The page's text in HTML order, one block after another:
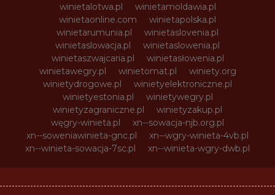
winietalotwa.pl
winietamoldawia.pl
winietaonline.com
winietapolska.pl
winietarumunia.pl
winietaslovenia.pl
winietaslowacja.pl
winietaslowenia.pl
winietaszwajcaria.pl
winietasłowenia.pl
winietawegry.pl
winietomat.pl
winiety.org
winietydrogowe.pl
winietyelektroniczne.pl
winietyestonia.pl
winietywegry.pl
winietyzagraniczne.pl
winietyzakup.pl
węgry-winieta.pl
xn--sowacja-njb.org.pl
xn--soweniawinieta-gnc.pl
xn--wgry-winieta-4vb.pl
xn--winieta-sowacja-7sc.pl
xn--winieta-wgry-dwb.pl